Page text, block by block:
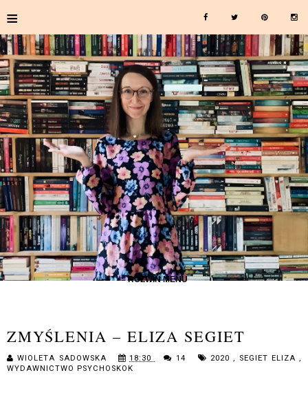
≡
≡ ROZWIŃ MENU
ZMYŚLENIA – ELIZA SEGIET
WIOLETA SADOWSKA 18:30 14 2020, SEGIET ELIZA ,
WYDAWNICTWO PSYCHOSKOK